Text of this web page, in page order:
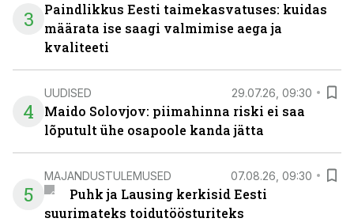
3
Paindlikkus Eesti taimekasvatuses: kuidas
määrata ise saagi valmimise aega ja
kvaliteeti
4
UUDISED 29.07.26, 09:30
Maido Solovjov: piimahinna riski ei saa
lõputult ühe osapoole kanda jätta
5
MAJANDUSTULEMUSED 07.08.26, 09:30
Puhk ja Lausing kerkisid Eesti
suurimateks toidutöösturiteks